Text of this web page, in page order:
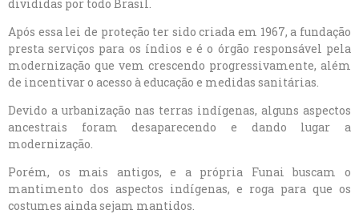
Após essa lei de proteção ter sido criada em 1967, a fundação
presta serviços para os índios e é o órgão responsável pela
modernização que vem crescendo progressivamente, além
de incentivar o acesso à educação e medidas sanitárias.
Devido a urbanização nas terras indígenas, alguns aspectos
ancestrais foram desaparecendo e dando lugar a
modernização.
Porém, os mais antigos, e a própria Funai buscam o
mantimento dos aspectos indígenas, e roga para que os
costumes ainda sejam mantidos.